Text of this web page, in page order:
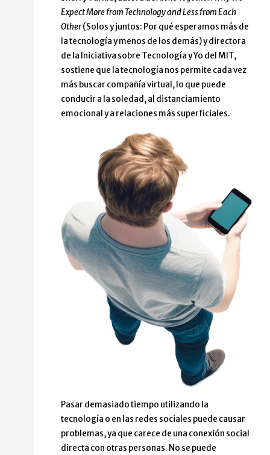
Expect More from Technology and Less from Each
Other(Solos y juntos: Por qué esperamos más de
la tecnología y menos de los demás) y directora
de la Iniciativa sobre Tecnología y Yo del MIT,
sostiene que la tecnología nos permite cada vez
más buscar compañía virtual, lo que puede
conducir a la soledad, al distanciamiento
emocional y a relaciones más superficiales.
Pasar demasiado tiempo utilizando la
tecnología o en las redes sociales puede causar
problemas, ya que carece de una conexión social
directa con otras personas. No se puede